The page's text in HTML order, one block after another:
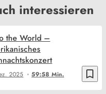
interessieren
bookmark_border
2025 59:58 Min.
the World –